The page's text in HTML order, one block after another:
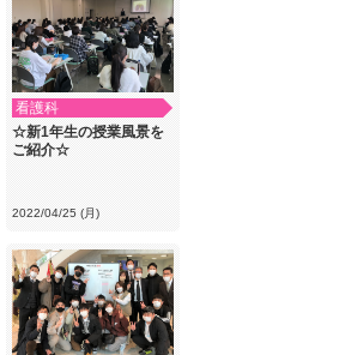
看護科
☆新1年生の授業風景を
ご紹介☆
2022/04/25 (月)